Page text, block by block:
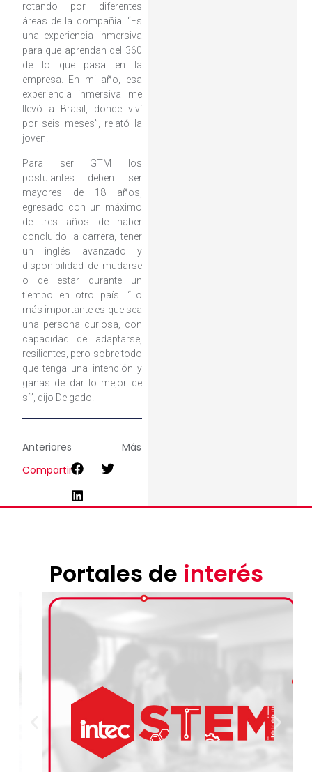
rotando por diferentes
áreas de la compañía. “Es
una experiencia inmersiva
para que aprendan del 360
de lo que pasa en la
empresa. En mi año, esa
experiencia inmersiva me
llevó a Brasil, donde viví
por seis meses”, relató la
joven.
Para ser GTM los
postulantes deben ser
mayores de 18 años,
egresado con un máximo
de tres años de haber
concluido la carrera, tener
un inglés avanzado y
disponibilidad de mudarse
o de estar durante un
tiempo en otro país. “Lo
más importante es que sea
una persona curiosa, con
capacidad de adaptarse,
resilientes, pero sobre todo
que tenga una intención y
ganas de dar lo mejor de
sí”, dijo Delgado.
Anteriores
Más
Compartir
Portales de interés